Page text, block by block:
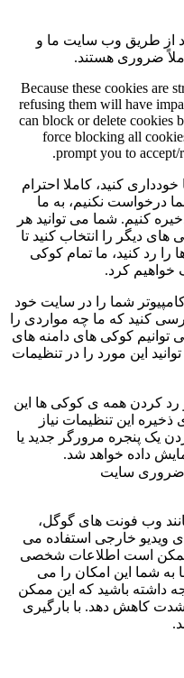
از طریق وب سایت ما و
ضروری هستند.
Because these cookies are
refusing them will have
can block or delete cookies
force blocking all
prompt you to accept/
کنید، کاملا احترام
درخواست نکنیم، به ما
کنیم. شما می توانید هر
دیگر را انتخاب کنید تا
را رد کنید، ما تمام کوکی
خواهیم کرد.
شما را در سایت خود
کنید که ما چه مواردی را
توانیم کوکی های دامنه های
این مورد را در تنظیمات
رد کردن همه ی کوکی ها این
ما به 2 کوکی برای ذخیره این تنظیمات نیاز
یک پنجره مرورگر جدید یا
داده خواهد شد.
ضروری سایت
وب فونت های گوگل،
خارجی استفاده می
ممکن است اطلاعات شخصی
به شما این امکان را می
داشته باشید که این ممکن
کاهش دهد. با بارگیری